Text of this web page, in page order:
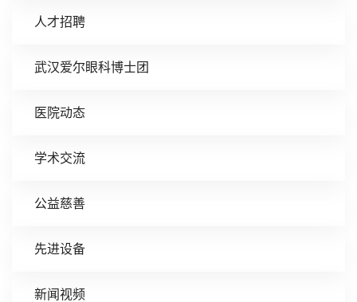
人才招聘
武汉爱尔眼科博士团
医院动态
学术交流
公益慈善
先进设备
新闻视频